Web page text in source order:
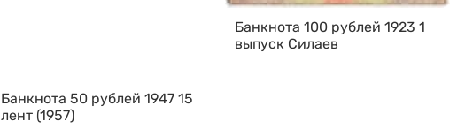
Банкнота 50 рублей 1947 15
лент (1957)
Банкнота 100 рублей 1923 1
выпуск Силаев